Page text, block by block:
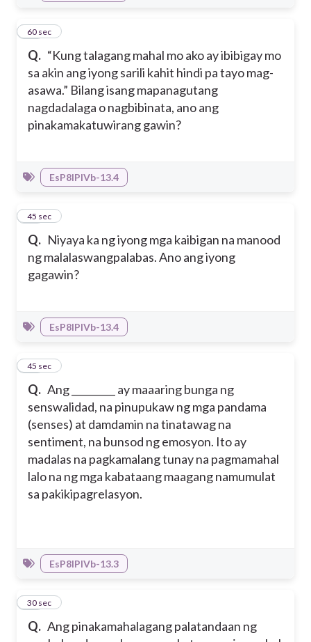
Q. “Kung talagang mahal mo ako ay ibibigay mo
sa akin ang iyong sarili kahit hindi pa tayo mag-
asawa.” Bilang isang mapanagutang
nagdadalaga o nagbibinata, ano ang
pinakamakatuwirang gawin?
11
60 sec
EsP8IPIVb-13.4
Q. Niyaya ka ng iyong mga kaibigan na manood
ng malalaswangpalabas. Ano ang iyong
gagawin?
12
45 sec
EsP8IPIVb-13.4
Q. Ang _________ ay maaaring bunga ng
senswalidad, na pinupukaw ng mga pandama
(senses) at damdamin na tinatawag na
sentiment, na bunsod ng emosyon. Ito ay
madalas na pagkamalang tunay na pagmamahal
lalo na ng mga kabataang maagang namumulat
sa pakikipagrelasyon.
13
45 sec
EsP8IPIVb-13.3
Q. Ang pinakamahalagang palatandaan ng
14
30 sec